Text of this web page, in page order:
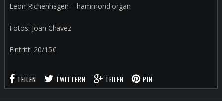
Leon Richenhagen – hammond organ
Fotos: Joan Chavez
Eintritt: 20/15€
TEILEN TWITTERN TEILEN PIN